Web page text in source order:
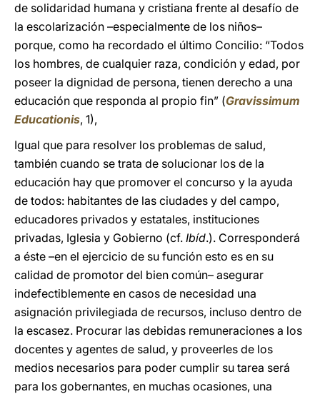
de solidaridad humana y cristiana frente al desafío de
la escolarización –especialmente de los niños–
porque, como ha recordado el último Concilio: “Todos
los hombres, de cualquier raza, condición y edad, por
poseer la dignidad de persona, tienen derecho a una
educación que responda al propio fin” (Gravissimum
Educationis, 1),
Igual que para resolver los problemas de salud,
también cuando se trata de solucionar los de la
educación hay que promover el concurso y la ayuda
de todos: habitantes de las ciudades y del campo,
educadores privados y estatales, instituciones
privadas, Iglesia y Gobierno (cf. Ibíd.). Corresponderá
a éste –en el ejercicio de su función esto es en su
calidad de promotor del bien común– asegurar
indefectiblemente en casos de necesidad una
asignación privilegiada de recursos, incluso dentro de
la escasez. Procurar las debidas remuneraciones a los
docentes y agentes de salud, y proveerles de los
medios necesarios para poder cumplir su tarea será
para los gobernantes, en muchas ocasiones, una